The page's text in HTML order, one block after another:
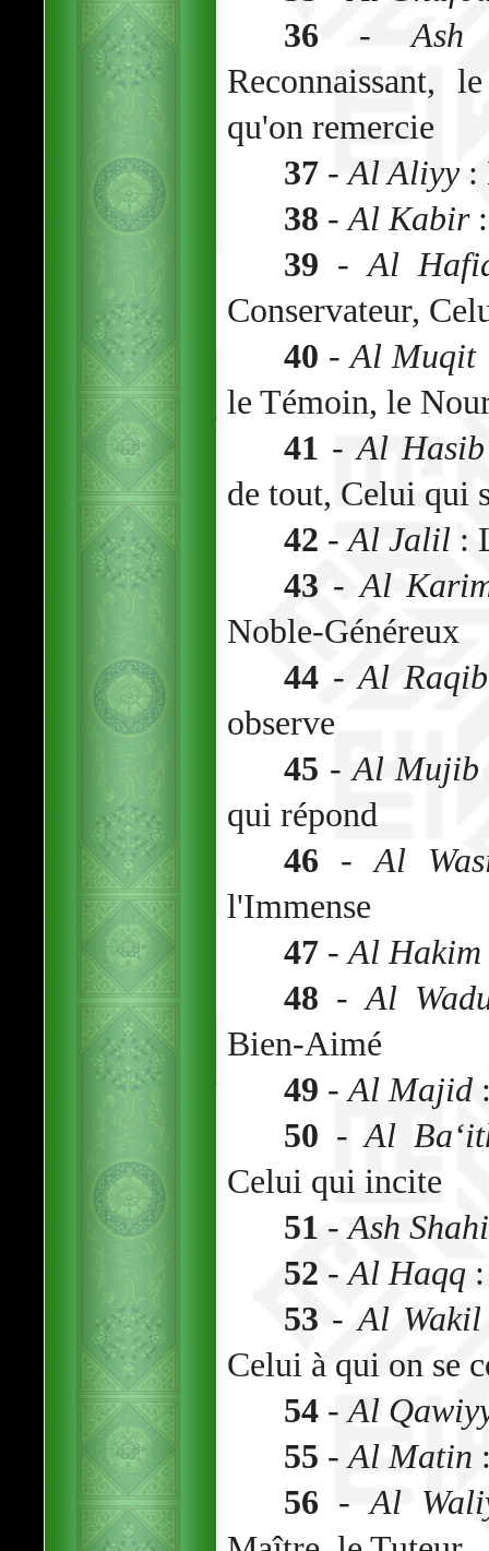
36 -Ash
Reconnaissant,
qu'on remercie
37 - Al Aliyy:
38 - Al Kabir:
39 - Al
Conservateur,
40 -Al Muqit
le Témoin, le
41 - Al Hasib
de tout, Celui qui
42 - Al Jalil :
43 - Al
Noble-Généreux
44 -Al Raqib
observe
45 -Al Mujib
qui répond
46 -Al
l'Immense
47 - Al Hakim
48 - Al
Bien-Aimé
49 - Al Majid
50 -Al
Celui qui incite
51 - Ash
52 - Al Haqq
53 -Al Wakil
Celui à qui on se
54 - Al
55 - Al Matin
56 - Al